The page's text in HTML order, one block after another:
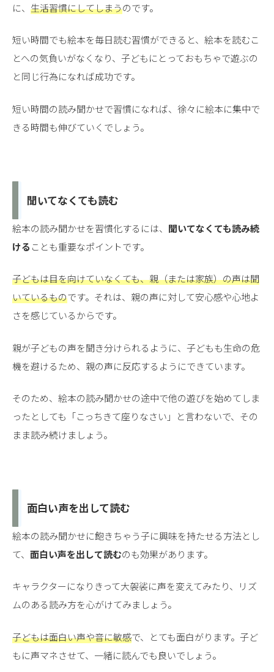
に、 生活習慣にしてしまうのです。
短い時間でも絵本を毎日読む習慣ができると、絵本を読むこ
とへの気負いがなくなり、子どもにとっておもちゃで遊ぶの
と同じ行為になれば成功です。
短い時間の読み聞かせで習慣になれば、徐々に絵本に集中で
きる時間も伸びていくでしょう。
聞いてなくても読む
絵本の読み聞かせを習慣化するには、 聞いてなくても読み続
ける ことも重要なポイントです。
子どもは目を向けていなくても、親（または家族）の声は聞
いているものです。それは、親の声に対して安心感や心地よ
さを感じているからです。
親が子どもの声を聞き分けられるように、子どもも生命の危
機を避けるため、親の声に反応するようにできています。
そのため、絵本の読み聞かせの途中で他の遊びを始めてしま
ったとしても「こっちきて座りなさい」と言わないで、その
まま読み続けましょう。
面白い声を出して読む
絵本の読み聞かせに飽きちゃう子に興味を持たせる方法とし
て、 面白い声を出して読むのも効果があります。
キャラクターになりきって大袈裟に声を変えてみたり、リズ
ムのある読み方を心がけてみましょう。
子どもは面白い声や音に敏感で、とても面白がります。子ど
もに声マネさせて、一緒に読んでも良いでしょう。